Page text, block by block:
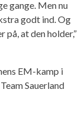
gange. Men nu
godt ind. Og
på, at den holder,”
EM-kamp i
Sauerland